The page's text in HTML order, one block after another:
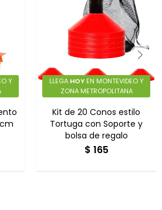
Y
LLEGA HOYEN MONTEVIDEO Y
ZONA METROPOLITANA
Kit de 20 Conos estilo
Tortuga con Soporte y
bolsa de regalo
$ 165